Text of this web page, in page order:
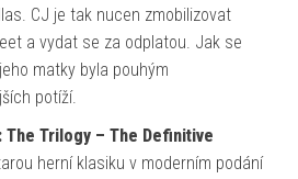
CJ je tak nucen zmobilizovat
a vydat se za odplatou. Jak se
matky byla pouhým
potíží.
The Trilogy – The Definitive
herní klasiku v moderním podání